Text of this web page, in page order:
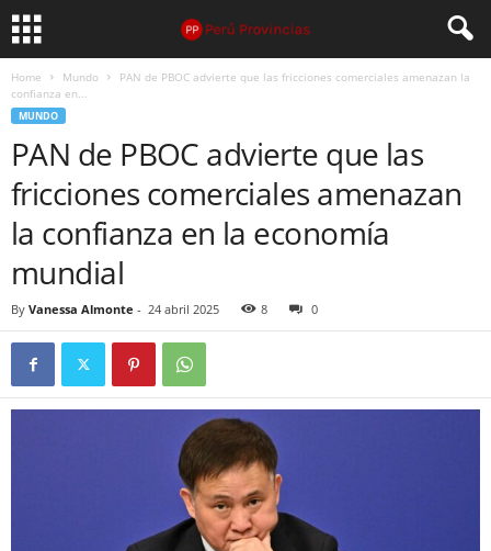
Home Mundo
PAN de PBOC advierte que las fricciones comerciales amenazan la
confianza en...
MUNDO
PAN de PBOC advierte que las
fricciones comerciales amenazan
la confianza en la economía
mundial
By Vanessa Almonte - 24 abril 2025 8 0